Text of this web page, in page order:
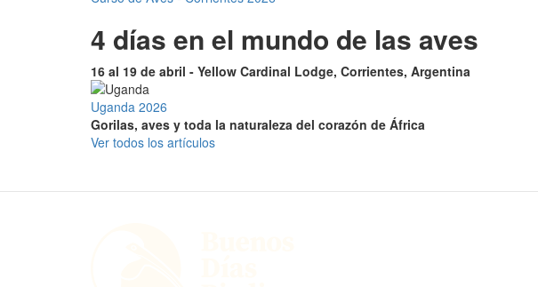
4 días en el mundo de las aves
16 al 19 de abril - Yellow Cardinal Lodge, Corrientes, Argentina
Uganda 2026
Gorilas, aves y toda la naturaleza del corazón de África
Ver todos los artículos